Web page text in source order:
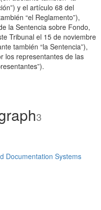
y el artículo 68 del
“el Reglamento”),
la Sentencia sobre Fondo,
Tribunal el 15 de noviembre
también “la Sentencia”),
los representantes de las
3